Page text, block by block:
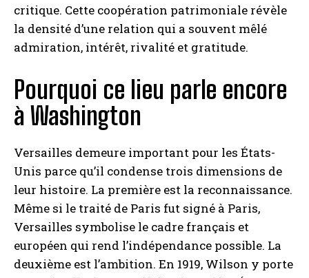
critique. Cette coopération patrimoniale révèle
la densité d’une relation qui a souvent mêlé
admiration, intérêt, rivalité et gratitude.
Pourquoi ce lieu parle encore
à Washington
Versailles demeure important pour les États-
Unis parce qu’il condense trois dimensions de
leur histoire. La première est la reconnaissance.
Même si le traité de Paris fut signé à Paris,
Versailles symbolise le cadre français et
européen qui rend l’indépendance possible. La
deuxième est l’ambition. En 1919, Wilson y porte